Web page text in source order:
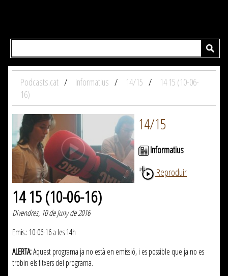
Podcasts.cat Informatius 14/15
14 15 (10-06-
16)
14/15
Informatius
Reproduir
14 15 (10-06-16)
Divendres, 10 de Juny de 2016
Emis.: 10-06-16 a les 14h
ALERTA:Aquest programa ja no està en emissió, i es possible que ja no es
trobin els fitxers del programa.